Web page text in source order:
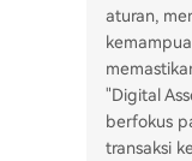
aturan,
"Digital
berfokus
transaksi